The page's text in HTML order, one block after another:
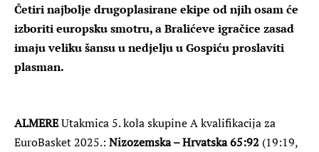
Četiri najbolje drugoplasirane ekipe od njih osam će
izboriti europsku smotru, a Bralićeve igračice zasad
imaju veliku šansu u nedjelju u Gospiću proslaviti
plasman.
ALMEREUtakmica 5. kola skupine A kvalifikacija za
EuroBasket 2025.: Nizozemska – Hrvatska 65:92 (19:19,